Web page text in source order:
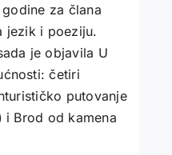
za člana
jezik i poeziju.
je objavila U
četiri
putovanje
Brod od kamena